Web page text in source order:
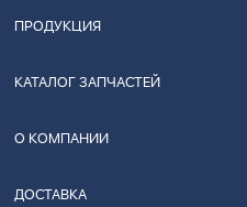
ПРОДУКЦИЯ
КАТАЛОГ ЗАПЧАСТЕЙ
О КОМПАНИИ
ДОСТАВКА